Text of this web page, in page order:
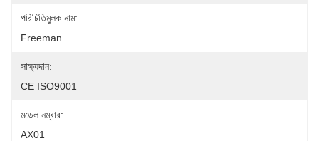
পরিচিতিমুলক নাম:
Freeman
সাক্ষ্যদান:
CE ISO9001
মডেল নম্বার:
AX01